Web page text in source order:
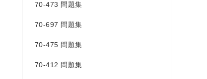
70-473 問題集
70-697 問題集
70-475 問題集
70-412 問題集